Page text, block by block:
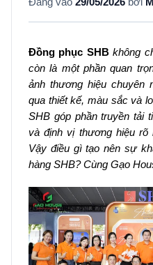
Đồng phục SHBkhông
còn là một phần quan
ảnh thương hiệu chuyên
qua thiết kế, màu sắc và
SHB góp phần truyền tải
và định vị thương hiệu rõ
Vậy điều gì tạo nên sự
hàng SHB? Cùng Gạo